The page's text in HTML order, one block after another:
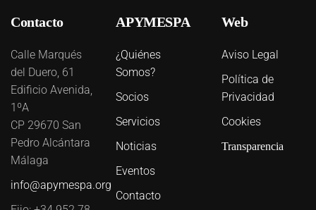
Contacto
Calle Marqués
del Duero, 61
Edificio Avenida,
1ºA
CP 29670 San
Pedro Alcántara
Málaga
info@apymespa.org
APYMESPA
¿Quiénes
Somos?
Socios
Servicios
Noticias
Eventos
Contacto
Web
Aviso Legal
Política de
Privacidad
Cookies
Transparencia